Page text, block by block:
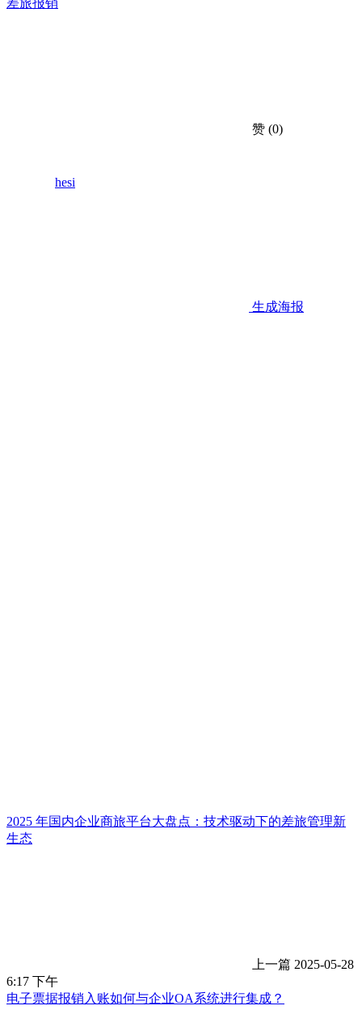
差旅报销
赞 (0)
hesi
生成海报
2025 年国内企业商旅平台大盘点：技术驱动下的差旅管理新
生态
上一篇 2025-05-28
6:17 下午
电子票据报销入账如何与企业OA系统进行集成？